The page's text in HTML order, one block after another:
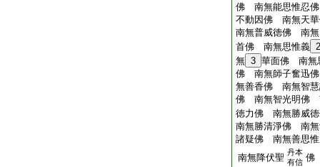
佛 南無能思惟忍
不動因佛 南無天
南無普威徳佛 南
首佛 南無思惟義 2
無 3 華面佛 南無
佛 南無師子奮迅
無善香佛 南無智
佛 南無智光明佛
徳力佛 南無勝威
南無勝清淨佛 南
諸疑佛 南無善思
南無降伏聖 丹本
有信 佛